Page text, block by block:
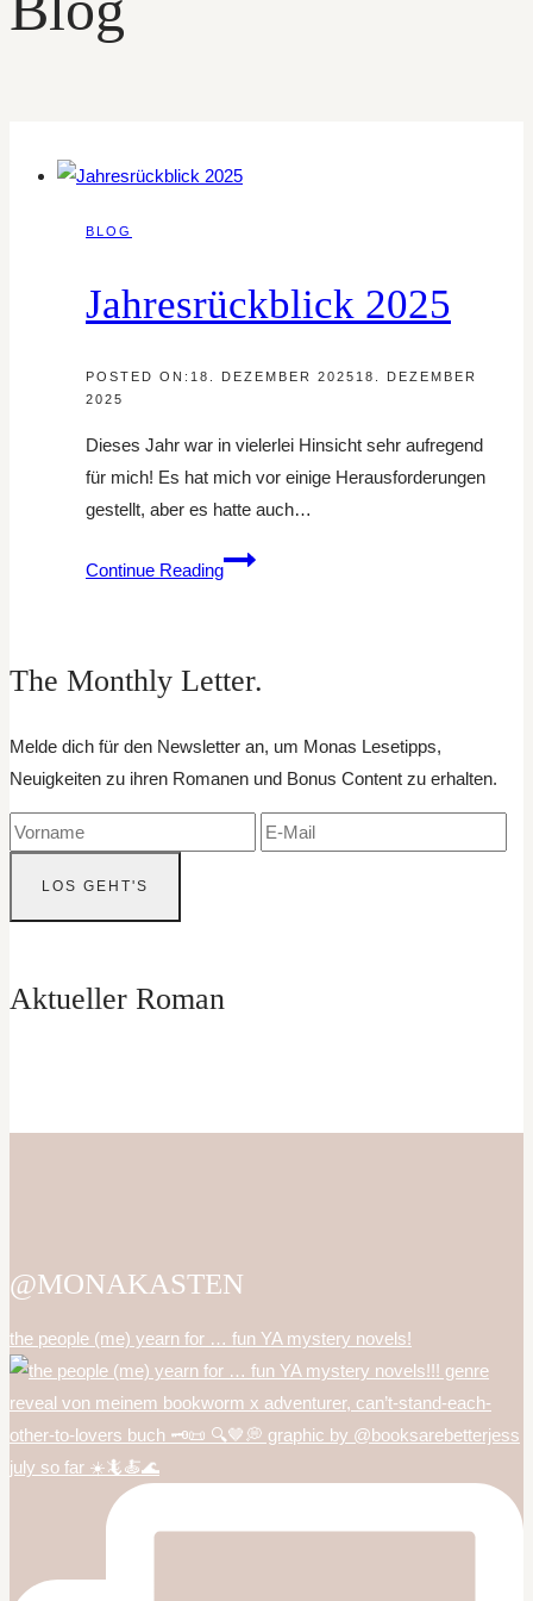
BLOG
Jahresrückblick 2025
POSTED ON: 18. DEZEMBER 2025 18. DEZEMBER
2025
Dieses Jahr war in vielerlei Hinsicht sehr aufregend
für mich! Es hat mich vor einige Herausforderungen
gestellt, aber es hatte auch…
Continue Reading
Jahresrückblick
The Monthly Letter.
Melde dich für den Newsletter an, um Monas Lesetipps,
Neuigkeiten zu ihren Romanen und Bonus Content zu erhalten.
Aktueller Roman
@MONAKASTEN
the people (me) yearn for … fun YA mystery novels!
july so far ☀️🦎🍝🌊